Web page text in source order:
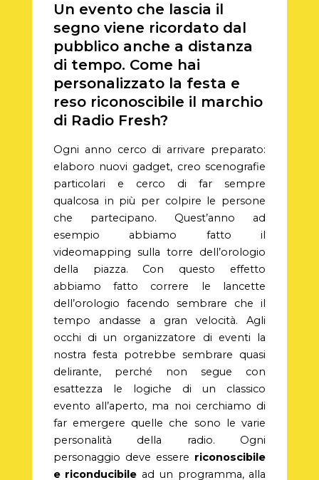
Un evento che lascia il
segno viene ricordato dal
pubblico anche a distanza
di tempo. Come hai
personalizzato la festa e
reso riconoscibile il marchio
di Radio Fresh?
Ogni anno cerco di arrivare preparato:
elaboro nuovi gadget, creo scenografie
particolari e cerco di far sempre
qualcosa in più per colpire le persone
che partecipano. Quest’anno ad
esempio abbiamo fatto il
videomapping sulla torre dell’orologio
della piazza. Con questo effetto
abbiamo fatto correre le lancette
dell’orologio facendo sembrare che il
tempo andasse a gran velocità. Agli
occhi di un organizzatore di eventi la
nostra festa potrebbe sembrare quasi
delirante, perché non segue con
esattezza le logiche di un classico
evento all’aperto, ma noi cerchiamo di
far emergere quelle che sono le varie
personalità della radio. Ogni
personaggio deve essere riconoscibile
e riconducibile ad un programma, alla